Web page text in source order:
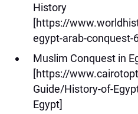
History
[https://
egypt-arab-conquest-
Muslim Conquest in
[https://
Guide/History-of-
Egypt]